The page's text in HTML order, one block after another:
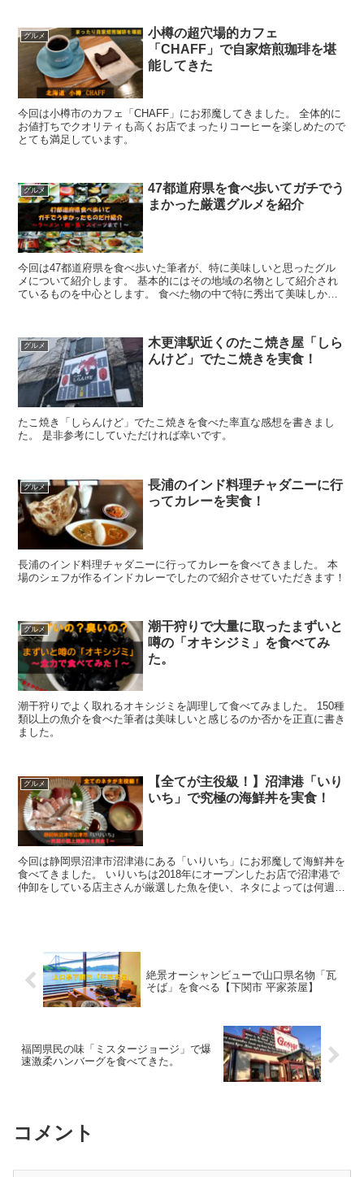
グルメ
小樽の超穴場的カフェ
「CHAFF」で自家焙煎珈琲を堪
能してきた
今回は小樽市のカフェ「CHAFF」にお邪魔してきました。 全体的に
お値打ちでクオリティも高くお店でまったりコーヒーを楽しめたので
とても満足しています。
グルメ
47都道府県を食べ歩いてガチでう
まかった厳選グルメを紹介
今回は47都道府県を食べ歩いた筆者が、特に美味しいと思ったグル
メについて紹介します。 基本的にはその地域の名物として紹介され
ているものを中心とします。 食べた物の中で特に秀出て美味しかっ
グルメ
木更津駅近くのたこ焼き屋「しら
んけど」でたこ焼きを実食！
たこ焼き「しらんけど」でたこ焼きを食べた率直な感想を書きまし
た。 是非参考にしていただければ幸いです。
グルメ
長浦のインド料理チャダニーに行
ってカレーを実食！
長浦のインド料理チャダニーに行ってカレーを食べてきました。 本
場のシェフが作るインドカレーでしたので紹介させていただきます！
グルメ
潮干狩りで大量に取ったまずいと
噂の「オキシジミ」を食べてみ
た。
潮干狩りでよく取れるオキシジミを調理して食べてみました。 150種
類以上の魚介を食べた筆者は美味しいと感じるのか否かを正直に書き
ました。
グルメ
【全てが主役級！】沼津港「いり
いち」で究極の海鮮丼を実食！
今回は静岡県沼津市沼津港にある「いりいち」にお邪魔して海鮮丼を
食べてきました。 いりいちは2018年にオープンしたお店で沼津港で
仲卸をしている店主さんが厳選した魚を使い、ネタによっては何週間
絶景オーシャンビューで山口県名物「瓦
そば」を食べる【下関市 平家茶屋】
福岡県民の味「ミスタージョージ」で爆
速激柔ハンバーグを食べてきた。
コメント